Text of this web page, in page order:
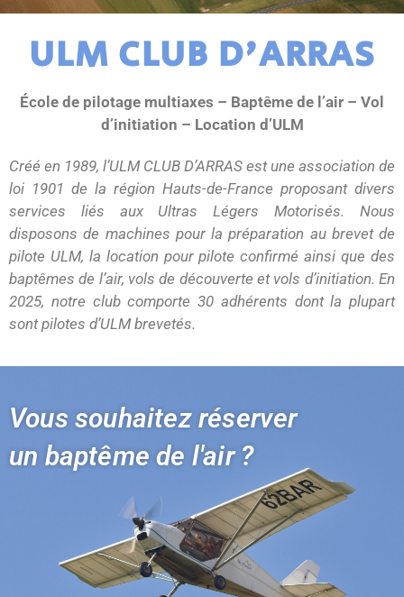
ULM CLUB D'ARRAS
École de pilotage multiaxes – Baptême de l’air – Vol
d’initiation – Location d’ULM
Créé en 1989, l’ULM CLUB D’ARRAS est une association de
loi 1901 de la région Hauts-de-France proposant divers
services liés aux Ultras Légers Motorisés. Nous
disposons de machines pour la préparation au brevet de
pilote ULM, la location pour pilote confirmé ainsi que des
baptêmes de l’air, vols de découverte et vols d’initiation. En
2025, notre club comporte 30 adhérents dont la plupart
sont pilotes d’ULM brevetés.
Vous souhaitez réserver
un baptême de l'air ?